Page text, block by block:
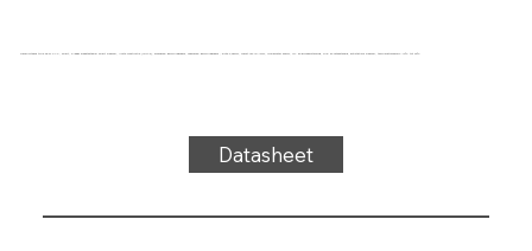
Transportband type 35-37 PVC, zwart, 3-laags breedtestabiel zwart weefsel, lichte constructie (LRSAZ), bovenzijde: geïmpregneerd, onderzijde: geïmpregneerd , dikte 2,35mm, kracht-rek 13N/mm, roldiameter 80mm, rol- en glijondersteuning, olie- en vetbestendig, antistatisch weefsel, temperatuurbereik -10°C tot 90°C
Datasheet